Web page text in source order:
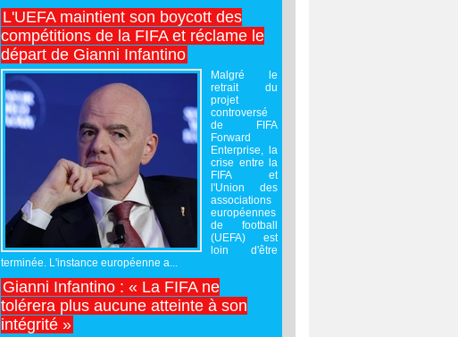
L'UEFA maintient son boycott des
compétitions de la FIFA et réclame le
départ de Gianni Infantino
Malgré le
retrait du
projet
controversé
de FIFA
Forward
Enterprise, la
crise entre la
FIFA et
l'Union des
associations
européennes
de football
(UEFA) est
loin d'être
terminée. L'instance européenne a...
Gianni Infantino : « La FIFA ne
tolérera plus aucune atteinte à son
intégrité »